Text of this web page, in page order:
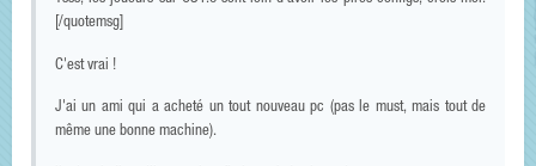
[/quotemsg]
C'est vrai !
J'ai un ami qui a acheté un tout nouveau pc (pas le must, mais tout de
même une bonne machine).